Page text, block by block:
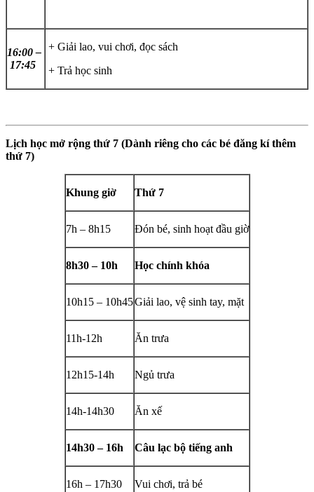
16:00 –
17:45
+ Giải lao, vui chơi, đọc sách
+ Trả học sinh
Lịch học mở rộng thứ 7 (Dành riêng cho các bé đăng kí thêm
thứ 7)
Khung giờ Thứ 7
7h – 8h15 Đón bé, sinh hoạt đầu giờ
8h30 – 10h Học chính khóa
10h15 – 10h45Giải lao, vệ sinh tay, mặt
11h-12h Ăn trưa
12h15-14h Ngủ trưa
14h-14h30 Ăn xế
14h30 – 16h Câu lạc bộ tiếng anh
16h – 17h30 Vui chơi, trả bé